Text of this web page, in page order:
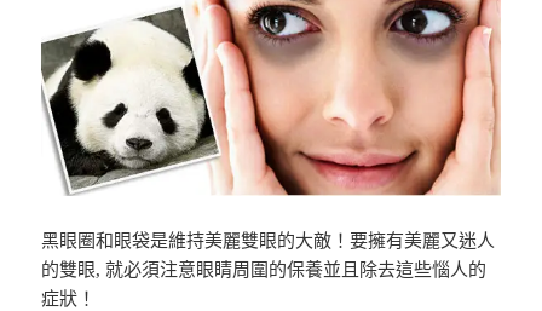
黑眼圈和眼袋是維持美麗雙眼的大敵！要擁有美麗又迷人
的雙眼, 就必須注意眼睛周圍的保養並且除去這些惱人的
症狀！